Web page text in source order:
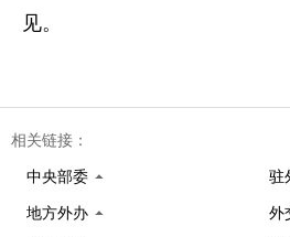
见。
相关链接：
中央部委 驻
地方外办 外